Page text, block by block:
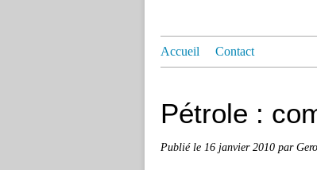
Accueil Contact
Pétrole :
Publié le 16 janvier 2010 par